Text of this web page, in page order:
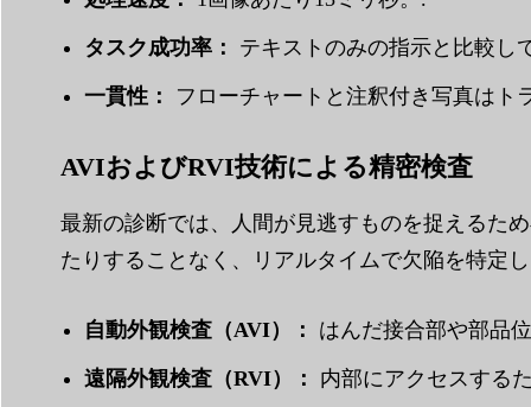
タスク成功率： テキストのみの指示と比較し
一貫性： フローチャートと注釈付き写真はト
AVIおよびRVI技術による精密検査
最新の診断では、人間が見逃すものを捉えるた
たりすることなく、リアルタイムで欠陥を特定
自動外観検査（AVI）： はんだ接合部や部品
遠隔外観検査（RVI）： 内部にアクセスする